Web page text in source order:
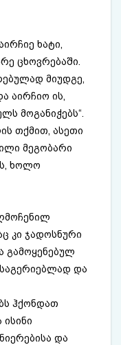
ხატი,
ცხოვრებაში.
მიუდგე,
აირჩიო ის,
მოგანიჭებს“.
თქმით, ასეთი
მეგობარი
ხოლო
კი ჯადოსნური
გამოყენებულ
და
ჰქონდათ
და